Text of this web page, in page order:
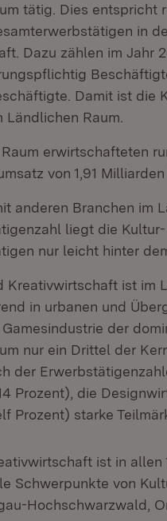
tätig. Dies entspricht
in
Dazu zählen im Jahr
Damit ist die
Raum.
erwirtschafteten
von 1,91 Milliarden
anderen Branchen im
liegt die
nur leicht hinter
Kreativwirtschaft ist im
in urbanen und
der
nur ein Drittel der
der
Prozent), die
Prozent) starke
ist in allen
Schwerpunkte von
Hochschwarzwald,